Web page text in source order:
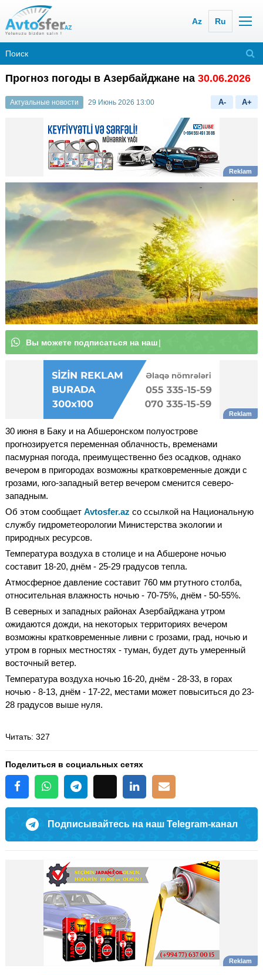
Az Ru
Прогноз погоды в Азербайджане на 30.06.2026
Актуальные новости 29 Июнь 2026 13:00 A- A+
Вы может|
30 июня в Баку и на Абшеронском полуострове
прогнозируется переменная облачность, временами
пасмурная погода, преимущественно без осадков, однако
вечером в пригородах возможны кратковременные дожди с
грозами, юго-западный ветер вечером сменится северо-
западным.
Об этом сообщает Avtosfer.az со ссылкой на Национальную
службу гидрометеорологии Министерства экологии и
природных ресурсов.
Температура воздуха в столице и на Абшероне ночью
составит 18-20, днём - 25-29 градусов тепла.
Атмосферное давление составит 760 мм ртутного столба,
относительная влажность ночью - 70-75%, днём - 50-55%.
В северных и западных районах Азербайджана утром
ожидаются дожди, на некоторых территориях вечером
возможны кратковременные ливни с грозами, град, ночью и
утром в горных местностях - туман, будет дуть умеренный
восточный ветер.
Температура воздуха ночью 16-20, днём - 28-33, в горах
ночью - 8-13, днём - 17-22, местами может повыситься до 23-
28 градусов выше нуля.
Читать: 327
Поделиться в социальных сетях
Подписывайтесь на наш Telegram-канал